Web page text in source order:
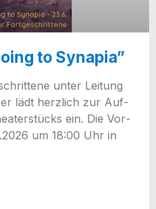
to Synapia”
unter Lei­tung
lädt herz­lich zur Auf­
ein. Die Vor­
um 18:00 Uhr in